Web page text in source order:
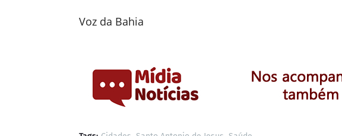
Voz da Bahia